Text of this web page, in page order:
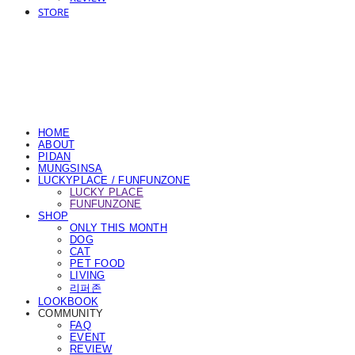
STORE
HOME
ABOUT
PIDAN
MUNGSINSA
LUCKYPLACE / FUNFUNZONE
LUCKY PLACE
FUNFUNZONE
SHOP
ONLY THIS MONTH
DOG
CAT
PET FOOD
LIVING
리퍼존
LOOKBOOK
COMMUNITY
FAQ
EVENT
REVIEW